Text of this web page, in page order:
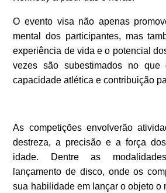
O evento visa não apenas
mental dos participantes, mas
experiência de vida e o potencial
vezes são subestimados no
capacidade atlética e contribuição
As competições envolverão
destreza, a precisão e a força
idade. Dentre as
lançamento de disco, onde os
sua habilidade em lançar o objeto o